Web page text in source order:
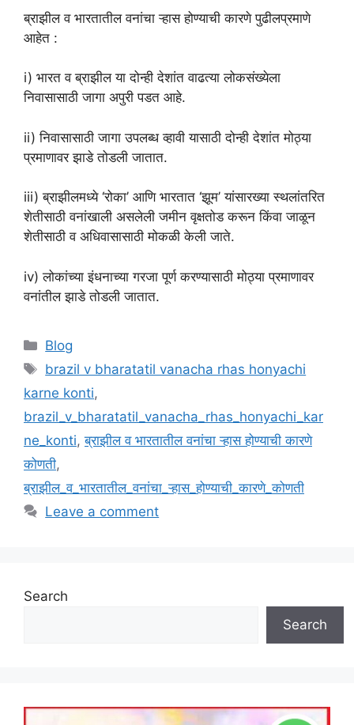
ब्राझील व भारतातील वनांचा ऱ्हास होण्याची कारणे पुढीलप्रमाणे
आहेत :
i) भारत व ब्राझील या दोन्ही देशांत वाढत्या लोकसंख्येला
निवासासाठी जागा अपुरी पडत आहे.
ii) निवासासाठी जागा उपलब्ध व्हावी यासाठी दोन्ही देशांत मोठ्या
प्रमाणावर झाडे तोडली जातात.
iii) ब्राझीलमध्ये ‘रोका’ आणि भारतात ‘झूम’ यांसारख्या स्थलांतरित
शेतीसाठी वनांखाली असलेली जमीन वृक्षतोड करून किंवा जाळून
शेतीसाठी व अधिवासासाठी मोकळी केली जाते.
iv) लोकांच्या इंधनाच्या गरजा पूर्ण करण्यासाठी मोठ्या प्रमाणावर
वनांतील झाडे तोडली जातात.
Categories
Blog
Tags
brazil v bharatatil vanacha rhas honyachi
karne konti,
brazil_v_bharatatil_vanacha_rhas_honyachi_kar
ne_konti,ब्राझील व भारतातील वनांचा ऱ्हास होण्याची कारणे
कोणती,
ब्राझील_व_भारतातील_वनांचा_ऱ्हास_होण्याची_कारणे_कोणती
Leave a comment
Search
Search